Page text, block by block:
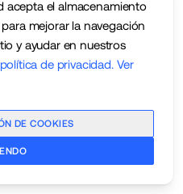
acepta el almacenamiento
mejorar la navegación
y ayudar en nuestros
de privacidad. Ver
DE COOKIES